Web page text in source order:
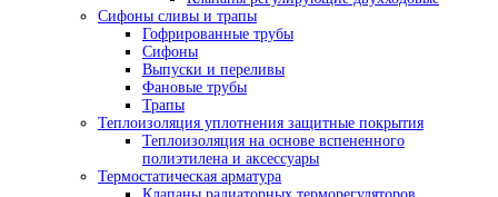
Сифоны сливы и трапы
Гофрированные трубы
Сифоны
Выпуски и переливы
Фановые трубы
Трапы
Теплоизоляция уплотнения защитные покрытия
Теплоизоляция на основе вспененного
полиэтилена и аксессуары
Термостатическая арматура